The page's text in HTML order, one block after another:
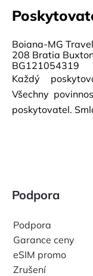
Boiana-MG
208 Bratia
BG121054319
Každý
Všechny
poskytovatel.
Podpora
Podpora
Garance ceny
eSIM promo
Zrušení